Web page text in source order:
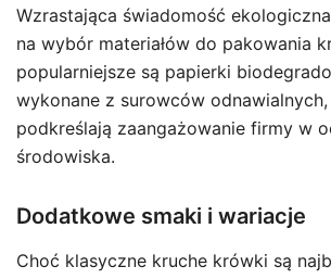
Wzrastająca świadomość
na wybór materiałów do pakowania
popularniejsze są papierki
wykonane z surowców
podkreślają zaangażowanie firmy w
środowiska.
Dodatkowe smaki i wariacje
Choć klasyczne kruche krówki są